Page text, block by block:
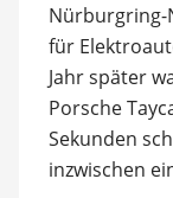
Nürburgring-
für
Jahr später
Porsche
Sekunden
inzwischen